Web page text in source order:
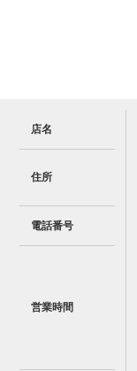
店名
住所
電話番号
営業時間